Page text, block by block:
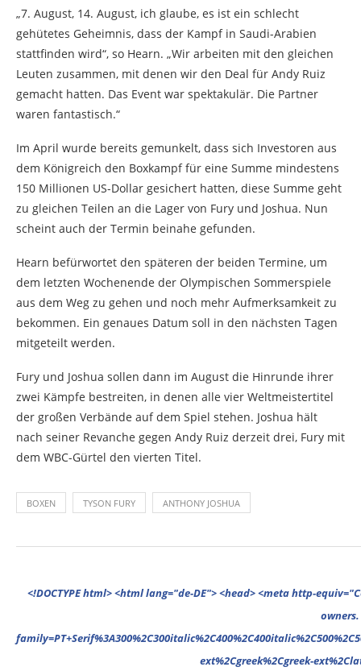
„7. August, 14. August, ich glaube, es ist ein schlecht
gehütetes Geheimnis, dass der Kampf in Saudi-Arabien
stattfinden wird“, so Hearn. „Wir arbeiten mit den gleichen
Leuten zusammen, mit denen wir den Deal für Andy Ruiz
gemacht hatten. Das Event war spektakulär. Die Partner
waren fantastisch.“
Im April wurde bereits gemunkelt, dass sich Investoren aus
dem Königreich den Boxkampf für eine Summe mindestens
150 Millionen US-Dollar gesichert hatten, diese Summe geht
zu gleichen Teilen an die Lager von Fury und Joshua. Nun
scheint auch der Termin beinahe gefunden.
Hearn befürwortet den späteren der beiden Termine, um
dem letzten Wochenende der Olympischen Sommerspiele
aus dem Weg zu gehen und noch mehr Aufmerksamkeit zu
bekommen. Ein genaues Datum soll in den nächsten Tagen
mitgeteilt werden.
Fury und Joshua sollen dann im August die Hinrunde ihrer
zwei Kämpfe bestreiten, in denen alle vier Weltmeistertitel
der großen Verbände auf dem Spiel stehen. Joshua hält
nach seiner Revanche gegen Andy Ruiz derzeit drei, Fury mit
dem WBC-Gürtel den vierten Titel.
BOXEN TYSON FURY ANTHONY JOSHUA
<!DOCTYPE html> <html lang="de-DE"> <head> <meta http-equiv="Content-Type" content="text/html; charset=UTF-8"/> <meta name="google-site-verification" content="cVGVUvWocm1gvSHxvrjHxzeA4oYlTAvZPb6G_EJBd1U" /> <!-- This website is powered by TYPO3 - inspiring people to share! TYPO3 is a free open source Content Management Framework initially created by Kasper Skaarhoj and licensed under GNU/GPL. TYPO3 is copyright 1998-2022 of Kasper Skaarhoj. Extensions are copyright of their respective owners. Information and contribution at https://typo3.org/ --> <base href="."> <title>News</title> <meta name="generator" content="TYPO3 CMS"/> <meta name="viewport" content="width=device-width,minimum-scale=1"/> <meta name="revisit-after" content="1 days"/> <meta name="allow-search" content="yes"/> <link rel="stylesheet" type="text/css" href="//fonts.googleapis.com/